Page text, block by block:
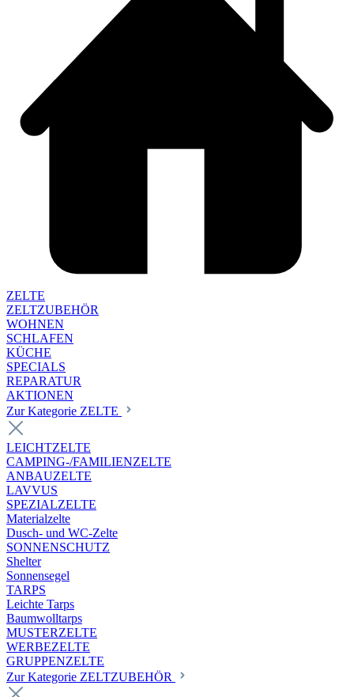
ZELTE
ZELTZUBEHÖR
WOHNEN
SCHLAFEN
KÜCHE
SPECIALS
REPARATUR
AKTIONEN
Zur Kategorie ZELTE
LEICHTZELTE
CAMPING-/FAMILIENZELTE
ANBAUZELTE
LAVVUS
SPEZIALZELTE
Materialzelte
Dusch- und WC-Zelte
SONNENSCHUTZ
Shelter
Sonnensegel
TARPS
Leichte Tarps
Baumwolltarps
MUSTERZELTE
WERBEZELTE
GRUPPENZELTE
Zur Kategorie ZELTZUBEHÖR